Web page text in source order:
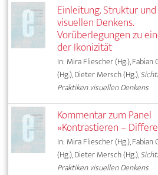
Einleitung. Struktur
visuellen Denkens.
Vorüberlegungen zu
der Ikonizität
In: Mira Fliescher (Hg.),
(Hg.), Dieter Mersch (Hg.),
Praktiken visuellen Denkens
Kommentar zum Panel
»Kontrastieren –
In: Mira Fliescher (Hg.),
(Hg.), Dieter Mersch (Hg.),
Praktiken visuellen Denkens